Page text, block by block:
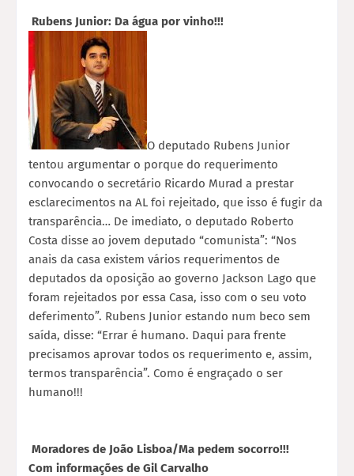
Rubens Junior: Da água por vinho!!!
O deputado Rubens Junior
tentou argumentar o porque do requerimento
convocando o secretário Ricardo Murad a prestar
esclarecimentos na AL foi rejeitado, que isso é fugir da
transparência… De imediato, o deputado Roberto
Costa disse ao jovem deputado “comunista”: “Nos
anais da casa existem vários requerimentos de
deputados da oposição ao governo Jackson Lago que
foram rejeitados por essa Casa, isso com o seu voto
deferimento”. Rubens Junior estando num beco sem
saída, disse: “Errar é humano. Daqui para frente
precisamos aprovar todos os requerimento e, assim,
termos transparência”. Como é engraçado o ser
humano!!!
Moradores de João Lisboa/Ma pedem socorro!!!
Com informações de Gil Carvalho